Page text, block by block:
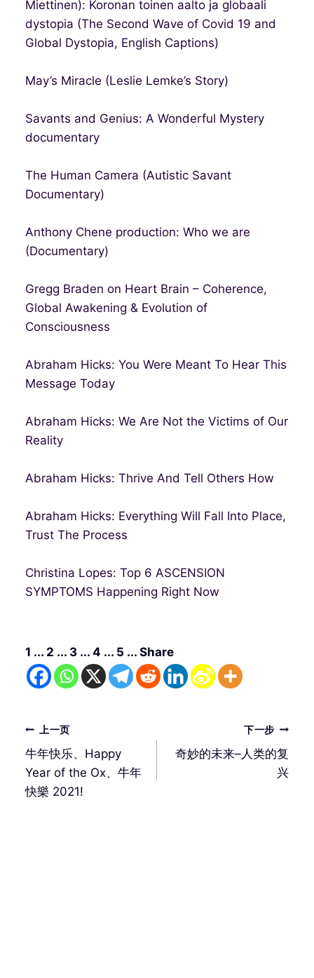
Miettinen): Koronan toinen aalto ja globaali
dystopia (The Second Wave of Covid 19 and
Global Dystopia, English Captions)
May’s Miracle (Leslie Lemke’s Story)
Savants and Genius: A Wonderful Mystery
documentary
The Human Camera (Autistic Savant
Documentary)
Anthony Chene production: Who we are
(Documentary)
Gregg Braden on Heart Brain – Coherence,
Global Awakening & Evolution of
Consciousness
Abraham Hicks: You Were Meant To Hear This
Message Today
Abraham Hicks: We Are Not the Victims of Our
Reality
Abraham Hicks: Thrive And Tell Others How
Abraham Hicks: Everything Will Fall Into Place,
Trust The Process
Christina Lopes: Top 6 ASCENSION
SYMPTOMS Happening Right Now
1 ... 2 ... 3 ... 4 ... 5 ... Share
文
章
导
航
上一页
牛年快乐、Happy
Year of the Ox、牛年
快樂 2021!
下一步
奇妙的未来–人类的复
兴